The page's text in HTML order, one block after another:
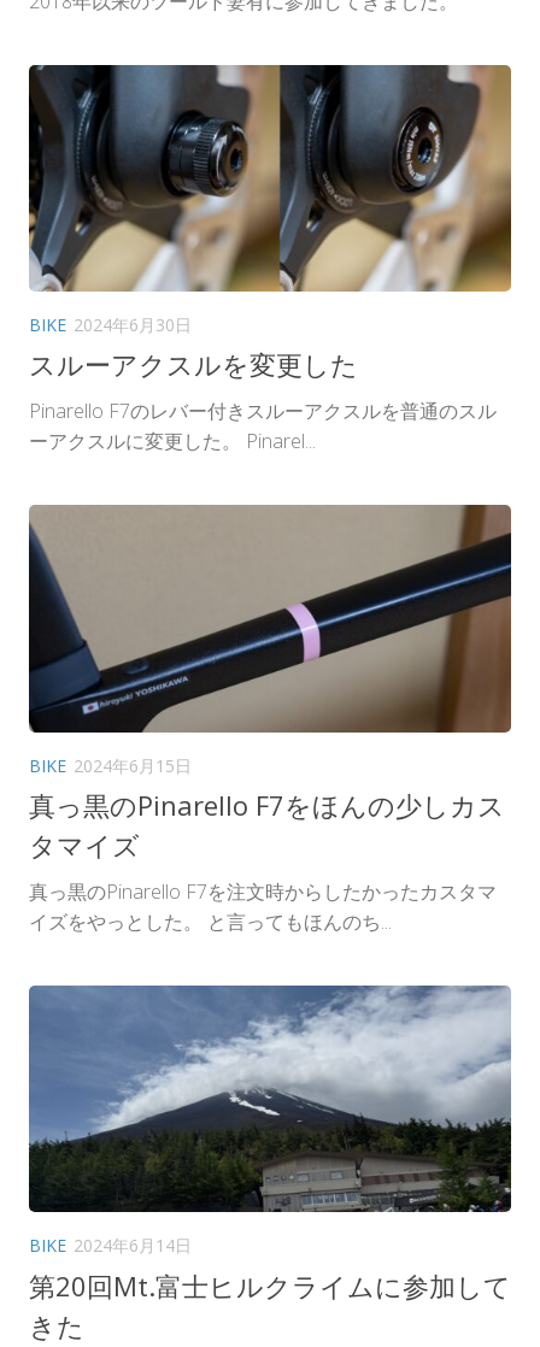
BIKE 2024年6月30日
スルーアクスルを変更した
Pinarello F7のレバー付きスルーアクスルを普通のスル
ーアクスルに変更した。 Pinarel...
BIKE 2024年6月15日
真っ黒のPinarello F7をほんの少しカス
タマイズ
真っ黒のPinarello F7を注文時からしたかったカスタマ
イズをやっとした。 と言ってもほんのち...
BIKE 2024年6月14日
第20回Mt.富士ヒルクライムに参加して
きた